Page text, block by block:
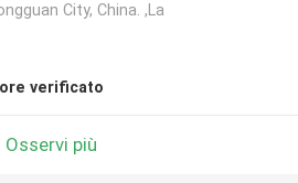
City, China. ,La
verificato
Osservi più